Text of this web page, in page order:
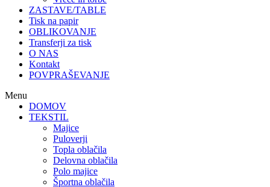
ZASTAVE/TABLE
Tisk na papir
OBLIKOVANJE
Transferji za tisk
O NAS
Kontakt
POVPRAŠEVANJE
Menu
DOMOV
TEKSTIL
Majice
Puloverji
Topla oblačila
Delovna oblačila
Polo majice
Športna oblačila